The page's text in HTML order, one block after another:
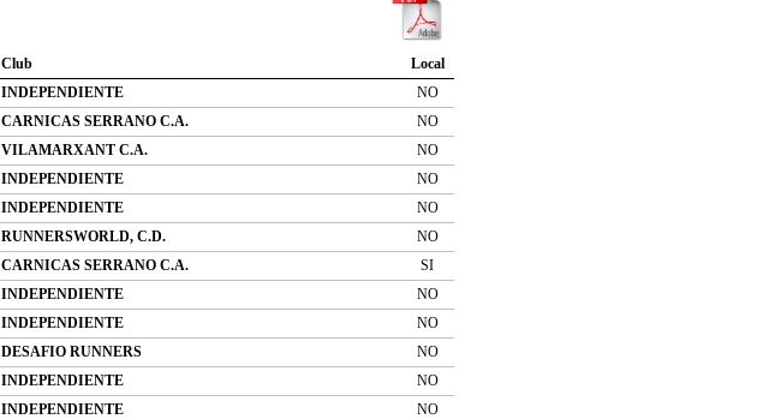
Club
Local
INDEPENDIENTE
NO
CARNICAS SERRANO C.A.
NO
VILAMARXANT C.A.
NO
INDEPENDIENTE
NO
INDEPENDIENTE
NO
RUNNERSWORLD, C.D.
NO
CARNICAS SERRANO C.A.
SI
INDEPENDIENTE
NO
INDEPENDIENTE
NO
DESAFIO RUNNERS
NO
INDEPENDIENTE
NO
INDEPENDIENTE
NO